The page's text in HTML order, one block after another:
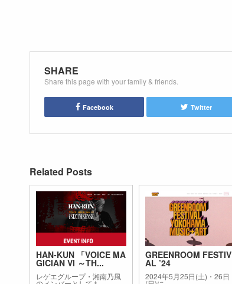
SHARE
Share this page with your family & friends.
Facebook Twitter
Related Posts
HAN-KUN 「VOICE MA
GICIAN VI ～TH...
レゲエグループ・湘南乃風
GREENROOM FESTIV
AL ’24
2024年5月25日(土)・26日